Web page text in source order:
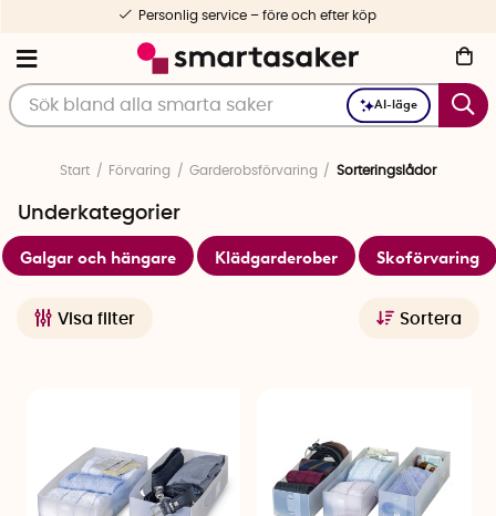
AI-läge
Personlig service – före och efter köp
Start Förvaring Garderobsförvaring Sorteringslådor
Visa filter Sortera
Underkategorier
Galgar och hängare Klädgarderober Skoförvaring